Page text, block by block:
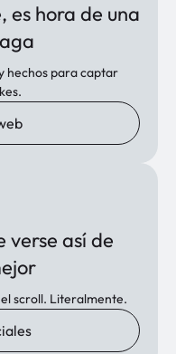
es hora de una
hechos para captar
verse así de
scroll. Literalmente.